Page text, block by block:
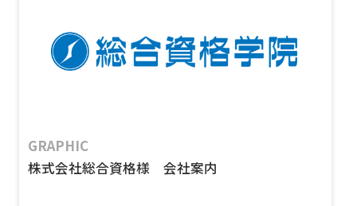
GRAPHIC
株式会社総合資格様 会社案内